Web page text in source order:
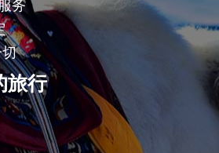
务
旅行